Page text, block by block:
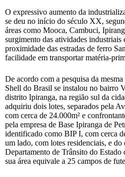
O expressivo aumento da
se deu no início do século XX,
áreas como Mooca, Cambuci,
surgimento das atividades industriais
proximidade das estradas de ferro
facilidade em transportar matéria-
De acordo com a pesquisa da
Shell do Brasil se instalou no bairro
distrito Ipiranga, na região sul da
adquiriu dois lotes, separados pela
com cerca de 24.000m² e
pela empresa de Base Ipiranga de
identificado como BIP I, com cerca
um lado, com lotes residenciais, e
Departamento de Trânsito do Estado
sua área equivale a 25 campos de